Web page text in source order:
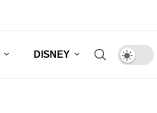
DISNEY